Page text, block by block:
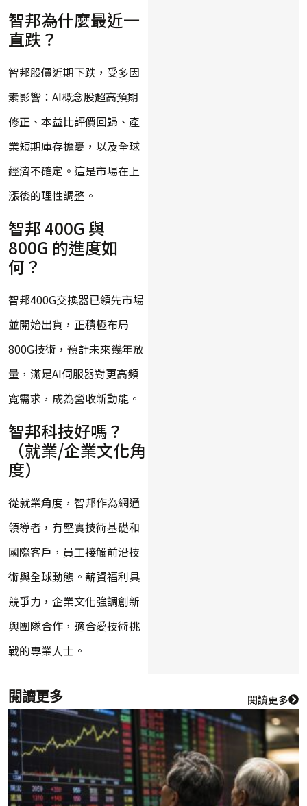
智邦為什麼最近一
直跌？
智邦股價近期下跌，受多因
素影響：AI概念股超高預期
修正、本益比評價回歸、產
業短期庫存擔憂，以及全球
經濟不確定。這是市場在上
漲後的理性調整。
智邦 400G 與
800G 的進度如
何？
智邦400G交換器已領先市場
並開始出貨，正積極布局
800G技術，預計未來幾年放
量，滿足AI伺服器對更高頻
寬需求，成為營收新動能。
智邦科技好嗎？
（就業/企業文化角
度）
從就業角度，智邦作為網通
領導者，有堅實技術基礎和
國際客戶，員工接觸前沿技
術與全球動態。薪資福利具
競爭力，企業文化強調創新
與團隊合作，適合愛技術挑
戰的專業人士。
閱讀更多 閱讀更多